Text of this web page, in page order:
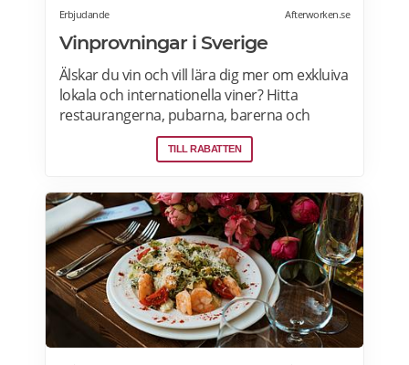
Erbjudande Afterworken.se
Vinprovningar i Sverige
Älskar du vin och vill lära dig mer om exkluiva
lokala och internationella viner? Hitta
restaurangerna, pubarna, barerna och
vingårdarna som erbjuder öppna och
privata vinprovningar för nybörjare och
Goteborg, Uppsala och andra städer i
Sverige. Läs mer om vinprovningar på
Afterworken.se.
TILL RABATTEN